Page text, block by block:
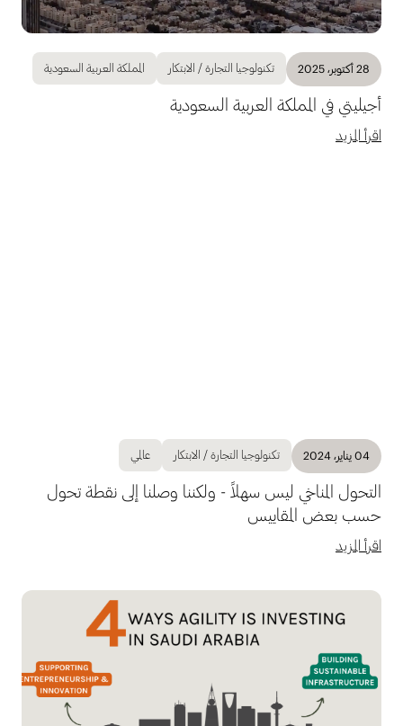
28 أكتوبر، 2025 تكنولوجيا التجارة / الابتكار المملكة العربية السعودية
أجيليتي في المملكة العربية السعودية
اقرأ المزيد
04 يناير، 2024 تكنولوجيا التجارة / الابتكار عالمي
التحول المناخي ليس سهلاً - ولكننا وصلنا إلى نقطة تحول
حسب بعض المقاييس
اقرأ المزيد